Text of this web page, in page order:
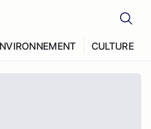
CULTURE